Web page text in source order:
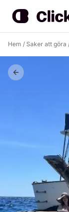
Hem / Saker att göra